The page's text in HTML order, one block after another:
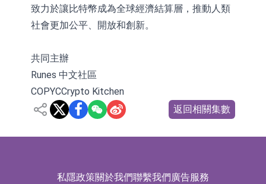
致力於讓比特幣成為全球經濟結算層，推動人類
社會更加公平、開放和創新。
共同主辦
Runes 中文社區
COPYCCrypto Kitchen
返回相關集數
私隱政策關於我們聯繫我們廣告服務